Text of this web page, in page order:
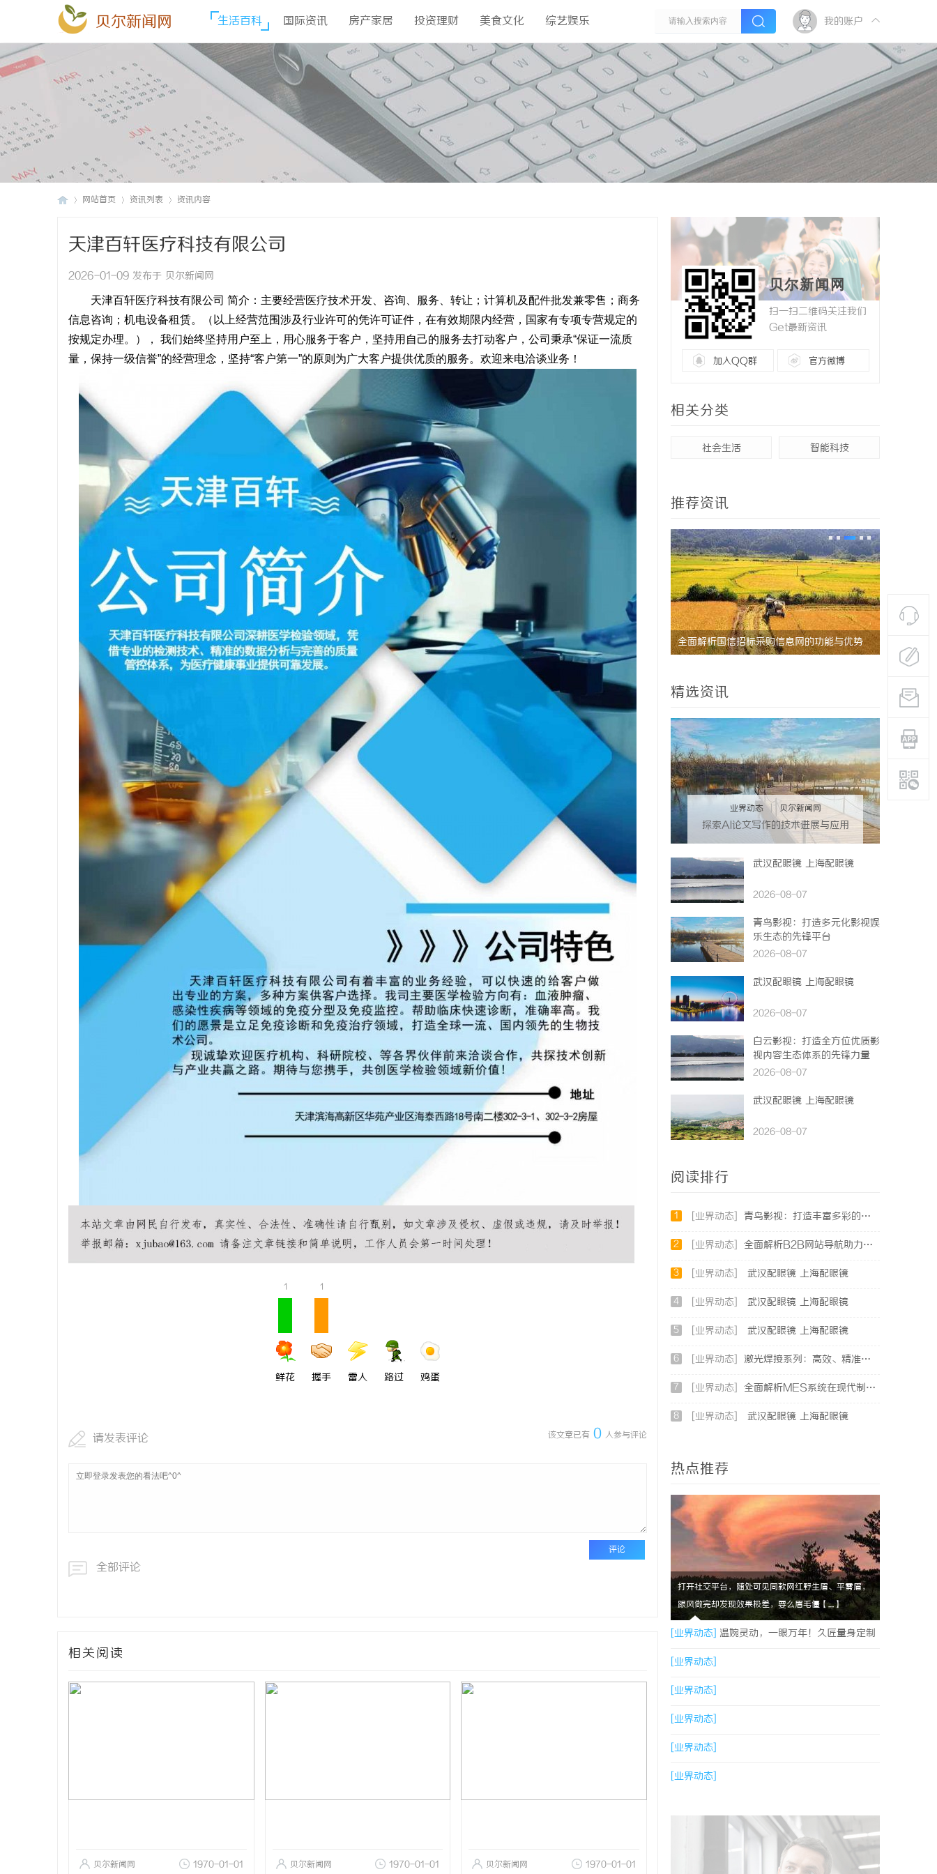
贝尔新闻网 生活百科 国际资讯 房产家居 投资理财 美食文化 综艺娱乐 我的账户
网站首页 资讯列表 资讯内容
天津百轩医疗科技有限公司
2026-01-09 发布于 贝尔新闻网
天津百轩医疗科技有限公司 简介：主要经营医疗技术开发、咨询、服务、转让；计算机及配件批发兼零售；商务
信息咨询；机电设备租赁。（以上经营范围涉及行业许可的凭许可证件，在有效期限内经营，国家有专项专营规定的
按规定办理。）， 我们始终坚持用户至上，用心服务于客户，坚持用自己的服务去打动客户，公司秉承“保证一流质
量，保持一级信誉”的经营理念，坚持“客户第一”的原则为广大客户提供优质的服务。欢迎来电洽谈业务！
1
鲜花
1
握手 雷人 路过 鸡蛋
该文章已有 0 人参与评论
请发表评论
评论
全部评论
相关阅读
贝尔新闻网 1970-01-01 贝尔新闻网 1970-01-01 贝尔新闻网 1970-01-01
贝尔新闻网
扫一扫二维码关注我们
Get最新资讯
加入QQ群 官方微博
相关分类
社会生活 智能科技
推荐资讯
武汉配眼镜 上海配眼镜 贝净 AC 国际医疗实验室，标准化研发体系
全解析
全面解析国信招标采购信息网的功能与优势
精选资讯
业界动态 | 贝尔新闻网
探索AI论文写作的技术进展与应用
前景
武汉配眼镜 上海配眼镜
2026-08-07
青鸟影视：打造多元化影视娱
乐生态的先锋平台
2026-08-07
武汉配眼镜 上海配眼镜
2026-08-07
白云影视：打造全方位优质影
视内容生态体系的先锋力量
2026-08-07
武汉配眼镜 上海配眼镜
2026-08-07
阅读排行
1 [业界动态] 青鸟影视：打造丰富多彩的视听盛宴新平台
2 [业界动态] 全面解析B2B网站导航助力企业高效对接商机
3 [业界动态] 武汉配眼镜 上海配眼镜
4 [业界动态] 武汉配眼镜 上海配眼镜
5 [业界动态] 武汉配眼镜 上海配眼镜
6 [业界动态] 激光焊接系列：高效、精准及环保的制造解决方案
7 [业界动态] 全面解析MES系统在现代制造业中的关键作用与应用前景
8 [业界动态] 武汉配眼镜 上海配眼镜
热点推荐
打开社交平台，随处可见同款网红野生眉、平雾眉，
跟风做完却发现效果极差，要么眉毛僵【....】
[业界动态] 温婉灵动，一眼万年！久匠量身定制
的眉眼唇，才是你整张脸的点睛之笔！淡颜系女
生的气质加分项
[业界动态]
[业界动态]
[业界动态]
[业界动态]
[业界动态]